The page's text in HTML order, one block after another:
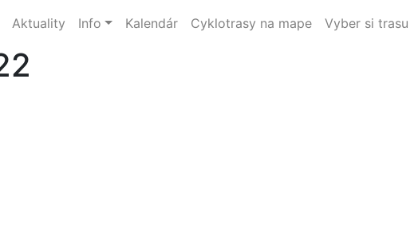
Aktuality Info Kalendár Cyklotrasy na mape Vyber si trasu